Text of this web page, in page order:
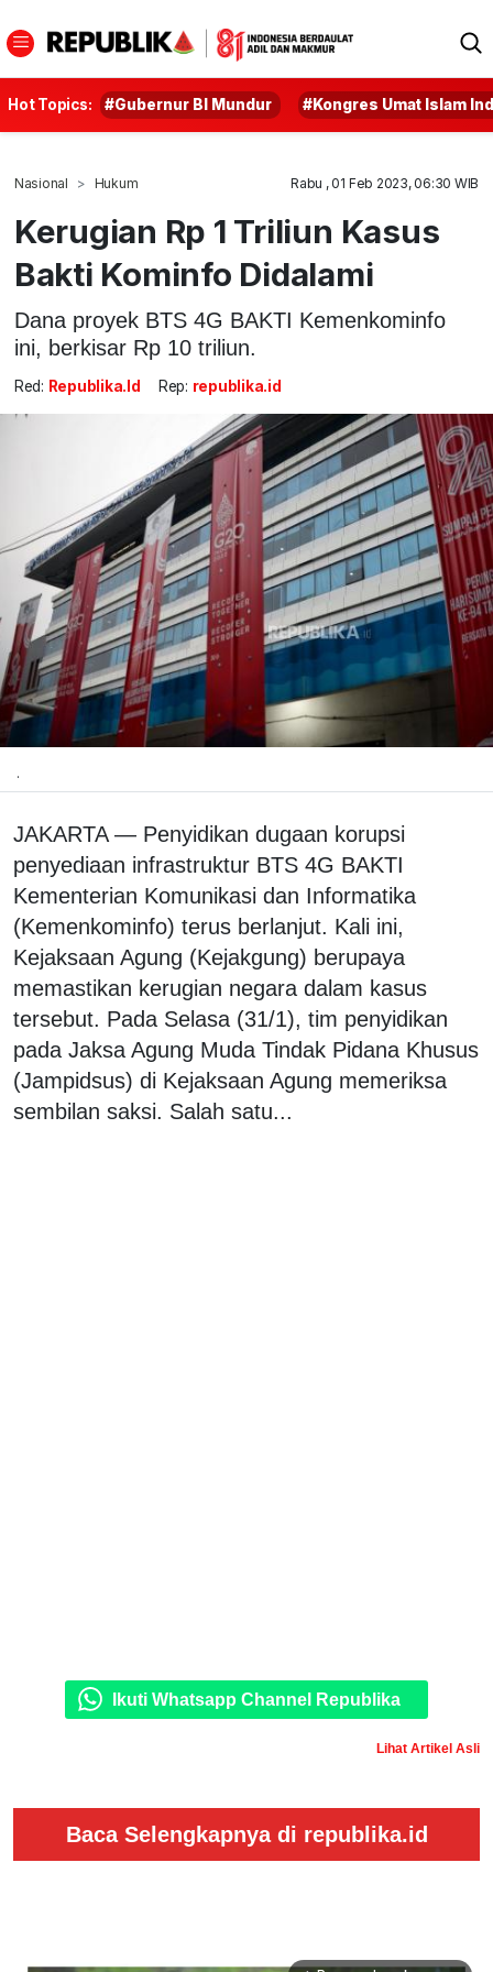
Hot Topics: #Gubernur BI Mundur #Kongres Umat Islam
Nasional Hukum Rabu , 01 Feb 2023, 06:30 WIB
Kerugian Rp 1 Triliun Kasus
Bakti Kominfo Didalami
Dana proyek BTS 4G BAKTI Kemenkominfo
ini, berkisar Rp 10 triliun.
Red: Republika.id Rep: republika.id
.
JAKARTA — Penyidikan dugaan korupsi
penyediaan infrastruktur BTS 4G BAKTI
Kementerian Komunikasi dan Informatika
(Kemenkominfo) terus berlanjut. Kali ini,
Kejaksaan Agung (Kejakgung) berupaya
memastikan kerugian negara dalam kasus
tersebut. Pada Selasa (31/1), tim penyidikan
pada Jaksa Agung Muda Tindak Pidana Khusus
(Jampidsus) di Kejaksaan Agung memeriksa
sembilan saksi. Salah satu...
Ikuti Whatsapp Channel Republika
Lihat Artikel Asli
Baca Selengkapnya di republika.id